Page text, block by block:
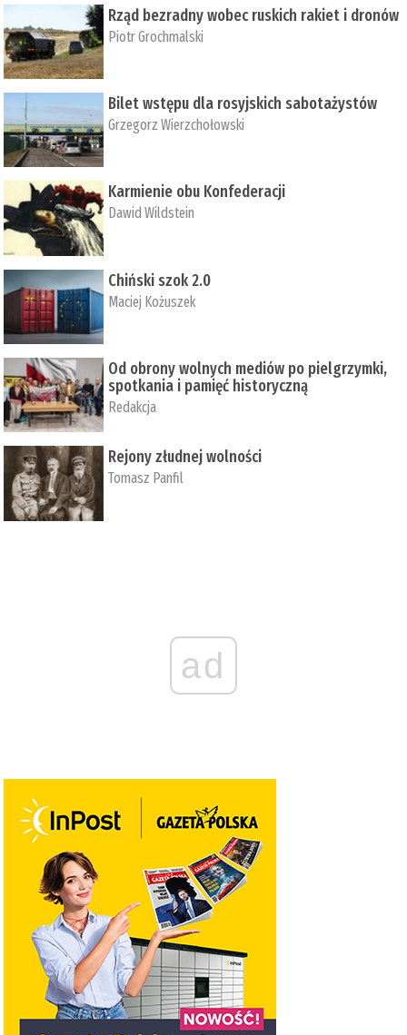
Rząd bezradny wobec ruskich rakiet i dronów
Piotr Grochmalski
Bilet wstępu dla rosyjskich sabotażystów
Grzegorz Wierzchołowski
Karmienie obu Konfederacji
Dawid Wildstein
Chiński szok 2.0
Maciej Kożuszek
Od obrony wolnych mediów po pielgrzymki,
spotkania i pamięć historyczną
Redakcja
Rejony złudnej wolności
Tomasz Panfil
ad